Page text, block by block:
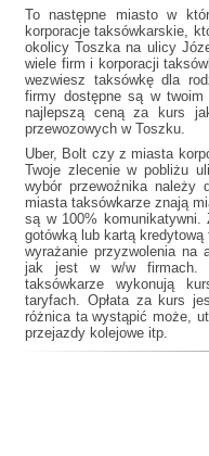
To następne miasto w
korporacje taksówkarskie,
okolicy Toszka na ulicy
wiele firm i korporacji
wezwiesz taksówkę dla
firmy dostępne są w
najlepszą ceną za kurs
przewozowych w Toszku.
Uber, Bolt czy z miasta
Twoje zlecenie w pobliżu
wybór przewoźnika
miasta taksówkarze znają
są w 100% komunikatywni.
gotówką lub kartą
wyrażanie przyzwolenia na
jak jest w w/w firmach.
taksówkarze wykonują
taryfach. Opłata za kurs
różnica ta wystąpić może,
przejazdy kolejowe itp.